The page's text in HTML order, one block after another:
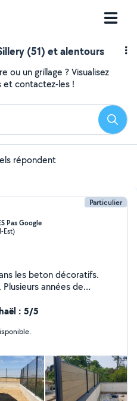
(51) et alentours
ou un grillage ? Visualisez
et contactez-les !
répondent
Particulier
Pas Google
Est)
Carrelage, Pavé, Parquet
Balayé, Sablé, etc
Rénovation générale
toutes vos questions ou
à me contacter à tout
: 5/5